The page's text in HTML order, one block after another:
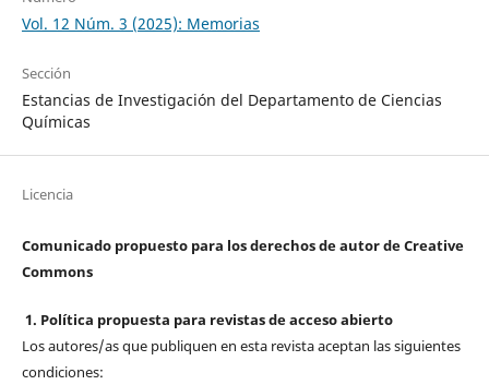
Vol. 12 Núm. 3 (2025): Memorias
Sección
Estancias de Investigación del Departamento de Ciencias
Químicas
Licencia
Comunicado propuesto para los derechos de autor de Creative
Commons
1. Política propuesta para revistas de acceso abierto
Los autores/as que publiquen en esta revista aceptan las siguientes
condiciones: